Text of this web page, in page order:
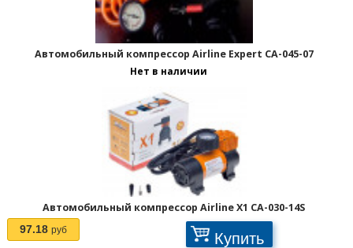
Автомобильный компрессор Airline Expert CA-045-07
Нет в наличии
Автомобильный компрессор Airline X1 CA-030-14S
97.18 руб Купить